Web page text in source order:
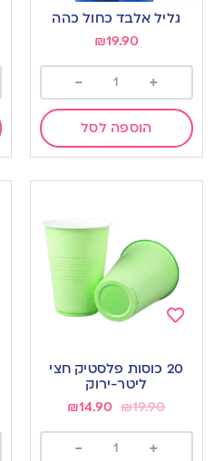
toגליל אלבד כחול כהה
₪19.90
+
-
הוספה לסל
to
wishlist
20 כוסות פלסטיק חצי
ליטר-ירוק
₪19.90
₪14.90
+
-